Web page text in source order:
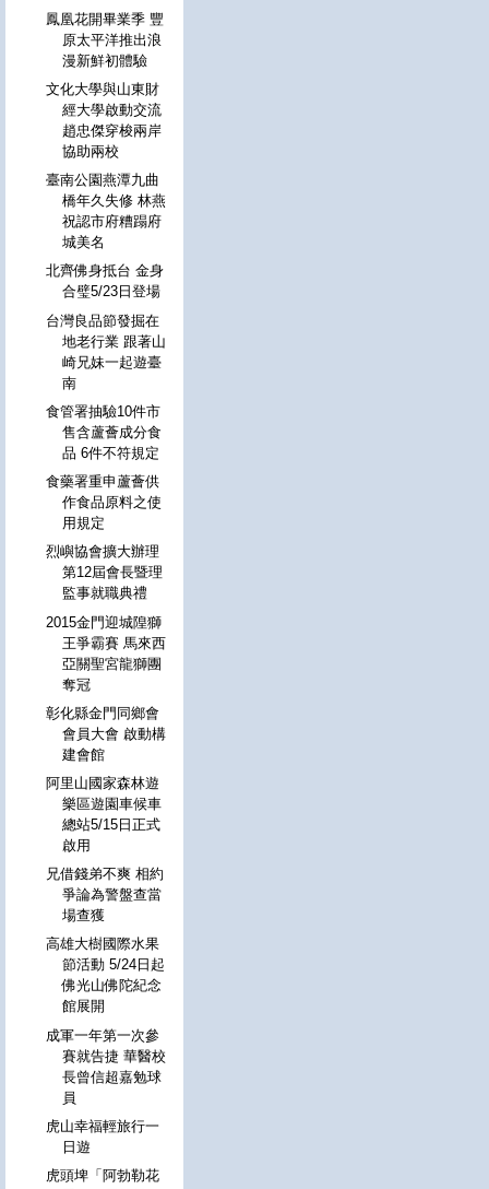
鳳凰花開畢業季 豐
原太平洋推出浪
漫新鮮初體驗
文化大學與山東財
經大學啟動交流
趙忠傑穿梭兩岸
協助兩校
臺南公園燕潭九曲
橋年久失修 林燕
祝認市府糟蹋府
城美名
北齊佛身抵台 金身
合璧5/23日登場
台灣良品節發掘在
地老行業 跟著山
崎兄妹一起遊臺
南
食管署抽驗10件市
售含蘆薈成分食
品 6件不符規定
食藥署重申蘆薈供
作食品原料之使
用規定
烈嶼協會擴大辦理
第12屆會長暨理
監事就職典禮
2015金門迎城隍獅
王爭霸賽 馬來西
亞關聖宮龍獅團
奪冠
彰化縣金門同鄉會
會員大會 啟動構
建會館
阿里山國家森林遊
樂區遊園車候車
總站5/15日正式
啟用
兄借錢弟不爽 相約
爭論為警盤查當
場查獲
高雄大樹國際水果
節活動 5/24日起
佛光山佛陀紀念
館展開
成軍一年第一次參
賽就告捷 華醫校
長曾信超嘉勉球
員
虎山幸福輕旅行一
日遊
虎頭埤「阿勃勒花